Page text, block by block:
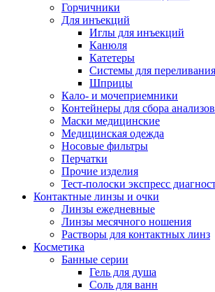
Горчичники
Для инъекций
Иглы для инъекций
Канюля
Катетеры
Системы для переливания
Шприцы
Кало- и мочеприемники
Контейнеры для сбора анализов
Маски медицинские
Медицинская одежда
Носовые фильтры
Перчатки
Прочие изделия
Тест-полоски экспресс
Контактные линзы и очки
Линзы ежедневные
Линзы месячного ношения
Растворы для контактных линз
Косметика
Банные серии
Гель для душа
Соль для ванн